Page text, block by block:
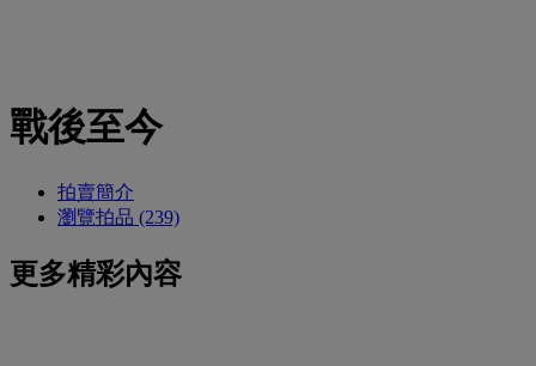
戰後至今
拍賣簡介
瀏覽拍品 (239)
更多精彩內容